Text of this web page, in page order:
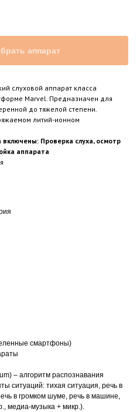
аппарат
слуховой аппарат класса
Marvel. Предназначен для
до тяжелой степени.
литий-ионном
включены: Проверка слуха, осмотр
аппарата
смартфоны)
– алгоритм распознавания
ситуаций: тихая ситуация, речь в
в громком шуме, речь в машине,
медиа-музыка + микр.).